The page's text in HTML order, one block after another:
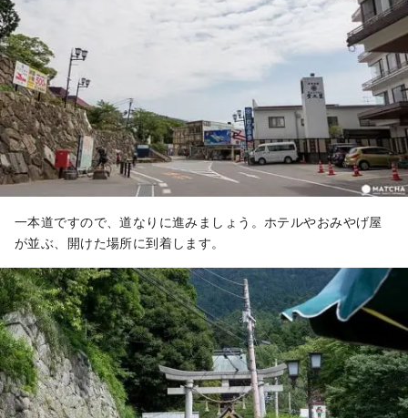
一本道ですので、道なりに進みましょう。ホテルやおみやげ屋
が並ぶ、開けた場所に到着します。